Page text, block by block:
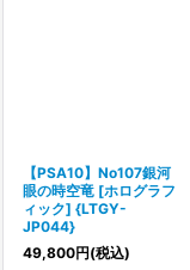
【PSA10】No107銀河
眼の時空竜 [ホログラフ
ィック] {LTGY-
JP044}
49,800円(税込)